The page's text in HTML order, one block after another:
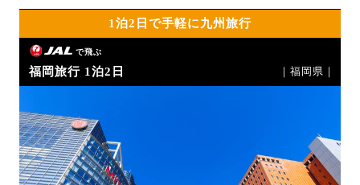
1泊2日で手軽に九州旅行
で飛ぶ
福岡旅行 1泊2日 ｜福岡県｜